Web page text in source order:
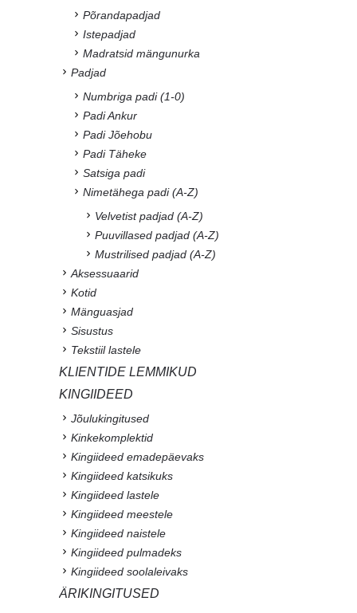
Põrandapadjad
Istepadjad
Madratsid mängunurka
Padjad
Numbriga padi (1-0)
Padi Ankur
Padi Jõehobu
Padi Täheke
Satsiga padi
Nimetähega padi (A-Z)
Velvetist padjad (A-Z)
Puuvillased padjad (A-Z)
Mustrilised padjad (A-Z)
Aksessuaarid
Kotid
Mänguasjad
Sisustus
Tekstiil lastele
KLIENTIDE LEMMIKUD
KINGIIDEED
Jõulukingitused
Kinkekomplektid
Kingiideed emadepäevaks
Kingiideed katsikuks
Kingiideed lastele
Kingiideed meestele
Kingiideed naistele
Kingiideed pulmadeks
Kingiideed soolaleivaks
ÄRIKINGITUSED